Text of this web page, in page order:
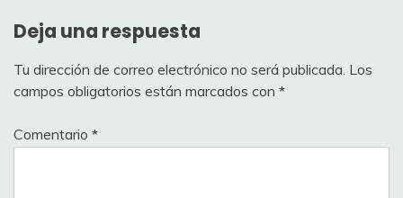
Deja una respuesta
Tu dirección de correo electrónico no será publicada. Los
campos obligatorios están marcados con *
Comentario *